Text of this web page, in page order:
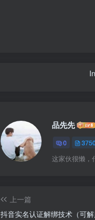
品先先
0 3750
这家伙很懒，
上一篇
抖音实名认证解绑技术（可解